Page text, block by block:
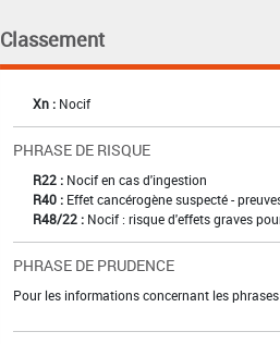
Classement
Xn : Nocif
PHRASE DE RISQUE
R22 : Nocif en cas d'ingestion
R40 : Effet cancérogène suspecté -
R48/22 : Nocif : risque d'effets graves
PHRASE DE PRUDENCE
Pour les informations concernant les